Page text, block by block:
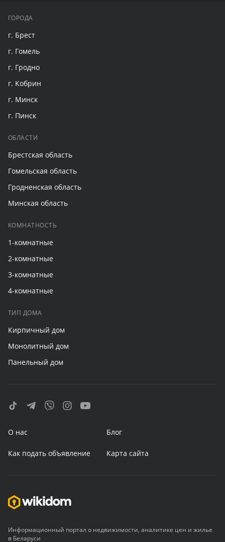
ГОРОДА
г. Брест
г. Гомель
г. Гродно
г. Кобрин
г. Минск
г. Пинск
ОБЛАСТИ
Брестская область
Гомельская область
Гродненская область
Минская область
КОМНАТНОСТЬ
1-комнатные
2-комнатные
3-комнатные
4-комнатные
ТИП ДОМА
Кирпичный дом
Монолитный дом
Панельный дом
О нас Блог
Как подать объявление Карта сайта
Информационный портал о недвижимости, аналитике цен и жилье
в Беларуси